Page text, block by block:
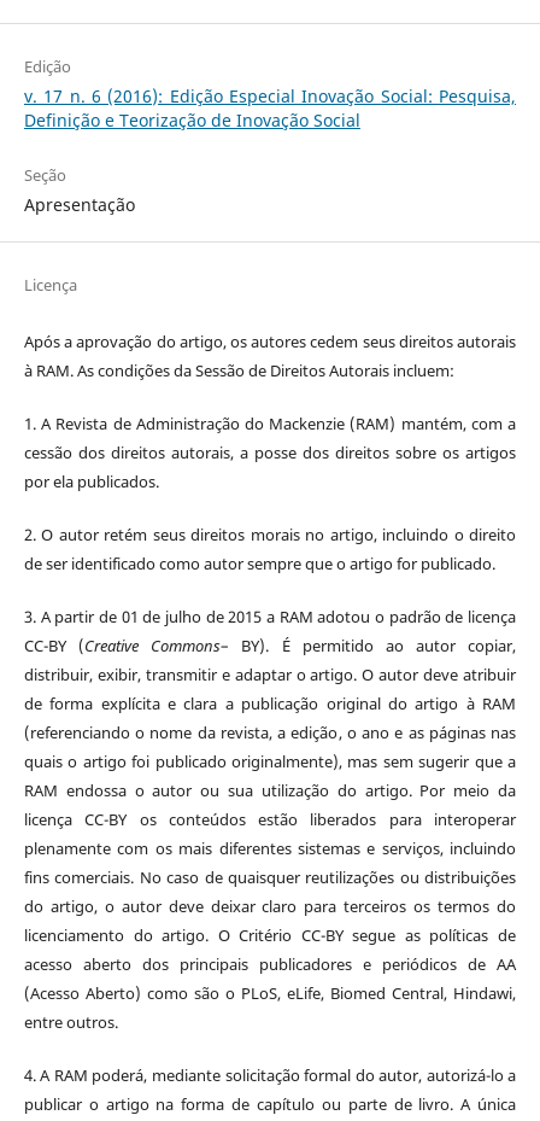
Edição
v. 17 n. 6 (2016): Edição Especial Inovação Social: Pesquisa,
Definição e Teorização de Inovação Social
Seção
Apresentação
Licença
Após a aprovação do artigo, os autores cedem seus direitos autorais
à RAM. As condições da Sessão de Direitos Autorais incluem:
1. A Revista de Administração do Mackenzie (RAM) mantém, com a
cessão dos direitos autorais, a posse dos direitos sobre os artigos
por ela publicados.
2. O autor retém seus direitos morais no artigo, incluindo o direito
de ser identificado como autor sempre que o artigo for publicado.
3. A partir de 01 de julho de 2015 a RAM adotou o padrão de licença
CC-BY (Creative Commons– BY). É permitido ao autor copiar,
distribuir, exibir, transmitir e adaptar o artigo. O autor deve atribuir
de forma explícita e clara a publicação original do artigo à RAM
(referenciando o nome da revista, a edição, o ano e as páginas nas
quais o artigo foi publicado originalmente), mas sem sugerir que a
RAM endossa o autor ou sua utilização do artigo. Por meio da
licença CC-BY os conteúdos estão liberados para interoperar
plenamente com os mais diferentes sistemas e serviços, incluindo
fins comerciais. No caso de quaisquer reutilizações ou distribuições
do artigo, o autor deve deixar claro para terceiros os termos do
licenciamento do artigo. O Critério CC-BY segue as políticas de
acesso aberto dos principais publicadores e periódicos de AA
(Acesso Aberto) como são o PLoS, eLife, Biomed Central, Hindawi,
entre outros.
4. A RAM poderá, mediante solicitação formal do autor, autorizá-lo a
publicar o artigo na forma de capítulo ou parte de livro. A única